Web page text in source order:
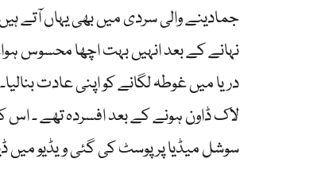
نہانے کے بعد انہیں بہت اچھا محسوس
دریا میں غوطہ لگانے کو اپنی عادت
لاک ڈاون ہونے کے بعد افسردہ تھے ۔ اس
سوشل میڈیا پر پوسٹ کی گئی ویڈیو میں